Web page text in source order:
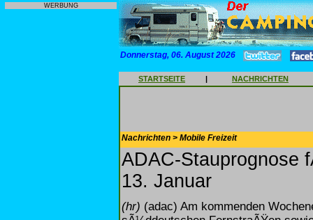
WERBUNG
Donnerstag, 06. August 2026
STARTSEITE | NACHRICHTEN
Nachrichten > Mobile Freizeit
ADAC-Stauprognose
13. Januar
(hr) (adac) Am kommenden